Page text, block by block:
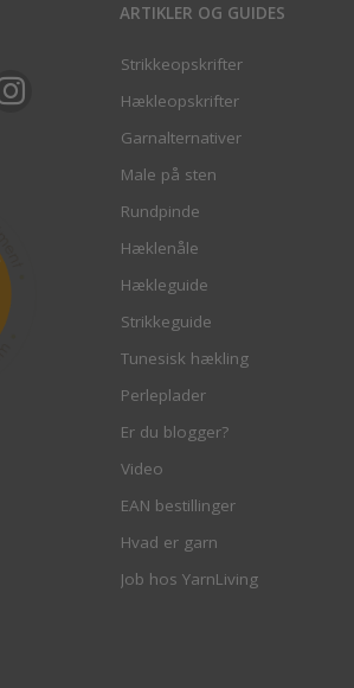
ARTIKLER OG GUIDES
Strikkeopskrifter
Hækleopskrifter
Garnalternativer
Male på sten
Rundpinde
Hæklenåle
Hækleguide
Strikkeguide
Tunesisk hækling
Perleplader
Er du blogger?
Video
EAN bestillinger
Hvad er garn
Job hos YarnLiving